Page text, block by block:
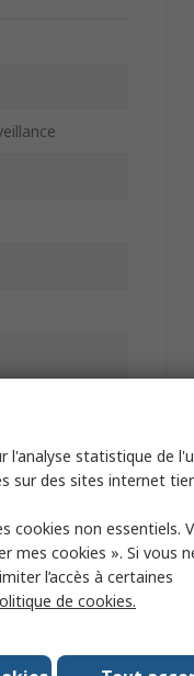
l'analyse statistique de
sur des sites internet
cookies non essentiels.
mes cookies ». Si vous
l’accès à certaines
de cookies.